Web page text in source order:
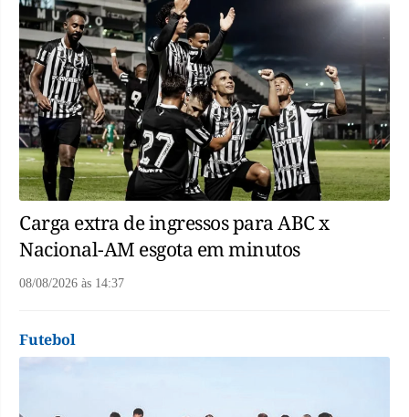
Carga extra de ingressos para ABC x
Nacional-AM esgota em minutos
08/08/2026 às 14:37
Futebol